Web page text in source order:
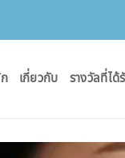
เกี่ยวกับ รางวัลที่ได้